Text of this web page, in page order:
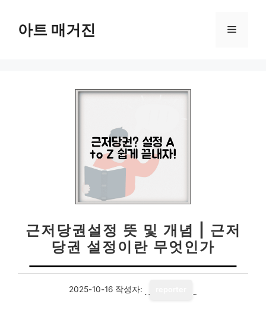
아트 매거진 메
근저당권설정 뜻 및 개념 | 근저
당권 설정이란 무엇인가
2025-10-16 작성자: